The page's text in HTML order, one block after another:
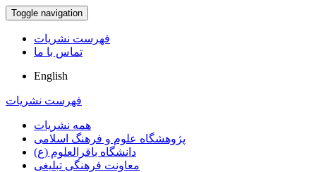
Toggle navigation
فهرست نشریات
تماس با ما
English
فهرست نشریات
همه نشریات
پژوهشگاه علوم و فرهنگ اسلامی
دانشگاه باقرالعلوم (ع)
معاونت فرهنگی تبلیغی